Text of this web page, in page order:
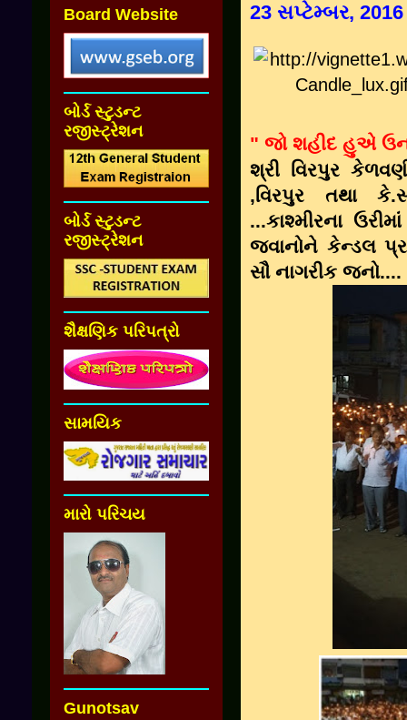
23 સપ્ટેમ્બર, 2016
" જો શહીદ હુએ
શ્રી વિરપુર
,વિરપુર તથા
...કાશ્મીરના
જવાનોને કેન્ડલ
સૌ નાગરીક જનો....
Board Website
બોર્ડ સ્ટુડન્ટ
રજીસ્ટ્રેશન
બોર્ડ સ્ટુડન્ટ
રજીસ્ટ્રેશન
શૈક્ષણિક પરિપત્રો
સામયિક
મારો પરિચય
Gunotsav